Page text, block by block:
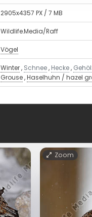
2905x4357 PX / 7 MB
Wildlife.Media/Raff
Vögel
Winter, Schnee, Hecke,
Grouse,Haselhuhn / hazel
Zoom